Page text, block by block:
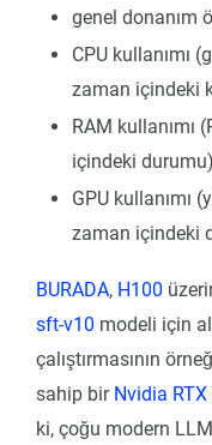
genel donanım
CPU kullanımı
zaman içindeki
RAM kullanımı
içindeki durumu)
GPU kullanımı
zaman içindeki
BURADA, H100
sft-v10 modeli için
çalıştırmasının
sahip bir Nvidia
ki, çoğu modern